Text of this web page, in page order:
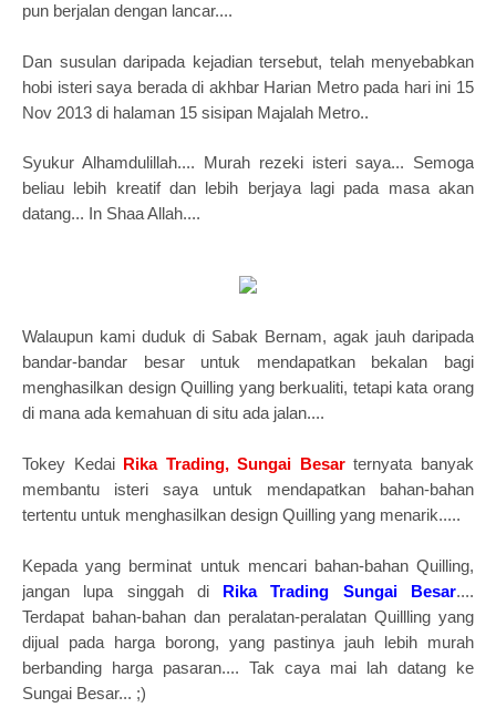
pun berjalan dengan lancar....
Dan susulan daripada kejadian tersebut, telah menyebabkan
hobi isteri saya berada di akhbar Harian Metro pada hari ini 15
Nov 2013 di halaman 15 sisipan Majalah Metro..
Syukur Alhamdulillah.... Murah rezeki isteri saya... Semoga
beliau lebih kreatif dan lebih berjaya lagi pada masa akan
datang... In Shaa Allah....
Walaupun kami duduk di Sabak Bernam, agak jauh daripada
bandar-bandar besar untuk mendapatkan bekalan bagi
menghasilkan design Quilling yang berkualiti, tetapi kata orang
di mana ada kemahuan di situ ada jalan....
Tokey Kedai Rika Trading, Sungai Besar ternyata banyak
membantu isteri saya untuk mendapatkan bahan-bahan
tertentu untuk menghasilkan design Quilling yang menarik.....
Kepada yang berminat untuk mencari bahan-bahan Quilling,
jangan lupa singgah di Rika Trading Sungai Besar....
Terdapat bahan-bahan dan peralatan-peralatan Quillling yang
dijual pada harga borong, yang pastinya jauh lebih murah
berbanding harga pasaran.... Tak caya mai lah datang ke
Sungai Besar... ;)